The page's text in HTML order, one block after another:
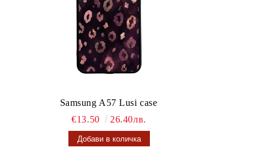
Samsung A57 Lusi case
€13.50
26.40лв.